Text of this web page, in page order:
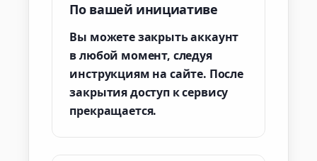
По вашей инициативе
Вы можете закрыть аккаунт
в любой момент, следуя
инструкциям на сайте. После
закрытия доступ к сервису
прекращается.